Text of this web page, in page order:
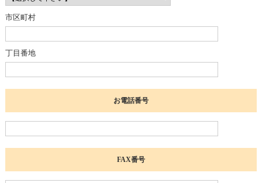
市区町村
丁目番地
お電話番号
FAX番号